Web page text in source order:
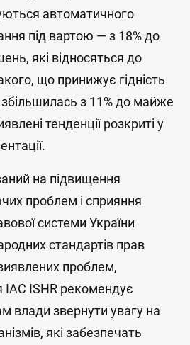
автоматичного
під вартою — з 18% до
які відносяться до
що принижує гідність
з 11% до майже
тенденції розкриті у
на підвищення
проблем і сприяння
системи України
стандартів прав
проблем,
IAC ISHR рекомендує
влади звернути увагу на
які забезпечать